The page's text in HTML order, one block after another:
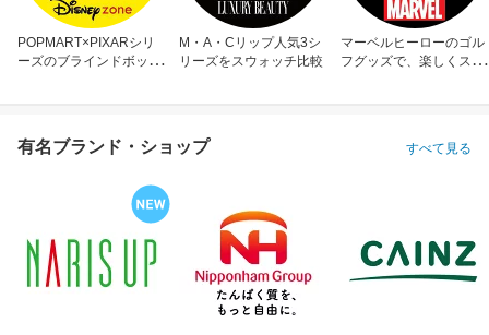
POPMART×PIXARシリ
ーズのブラインドボック
M・A・Cリップ人気3シ
リーズをスウォッチ比較
マーベルヒーローのゴル
フグッズで、楽しくスコ
有名ブランド・ショップ すべて見る